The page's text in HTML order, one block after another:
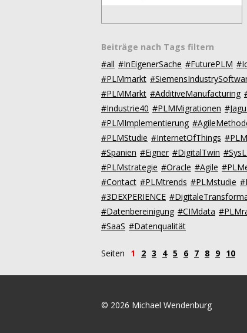
Beiträge nach Tags filtern
#all #InEigenerSache #FuturePLM
#PLMmarkt
#PLMMarkt #AdditiveManufacturing
#Industrie40 #PLMMigrationen
#PLMImplementierung
#PLMStudie #InternetOfThings
#Spanien #Eigner #DigitalTwin
#PLMstrategie #Oracle #Agile
#Contact #PLMtrends #PLMstudie
#3DEXPERIENCE
#Datenbereinigung #CIMdata
#SaaS #Datenqualität
Seiten 1 2 3 4 5 6 7 8 9 10
© 2026 Michael Wendenburg